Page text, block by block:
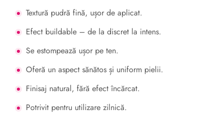
Textură pudră fină, ușor de aplicat.
Efect buildable – de la discret la intens.
Se estompează ușor pe ten.
Oferă un aspect sănătos și uniform pielii.
Finisaj natural, fără efect încărcat.
Potrivit pentru utilizare zilnică.